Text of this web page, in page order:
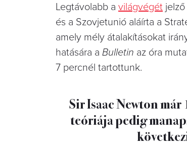
Legtávolabb a világvégét
és a Szovjetunió aláírta a
amely mély átalakításokat
hatására a Bulletin az óra
7 percnél tartottunk.
Sir Isaac Newton
teóriája pedig